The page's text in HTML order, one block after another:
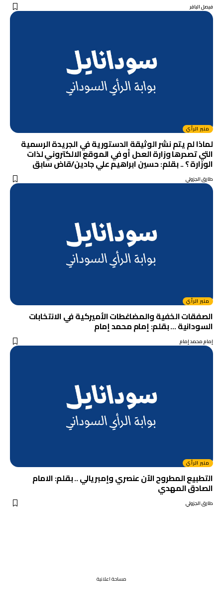
فيصل الباقر
منبر الرأي
لماذا لم يتم نشر الوثيقة الدستورية في الجريدة الرسمية
التي تصدرها وزارة العدل أو في الموقع الالكتروني لذات
الوزارة ؟ .. بقلم: حسين ابراهيم علي جادين/قاض سابق
طارق الجزولي
منبر الرأي
الصفقات الخفية والمضاغطات الأميركية في الانتخابات
السودانية … بقلم: إمام محمد إمام
إمام محمد إمام
منبر الرأي
التطبيع المطروح الآن عنصري وإمبريالي .. بقلم: الامام
الصادق المهدي
طارق الجزولي
مساحة اعلانية